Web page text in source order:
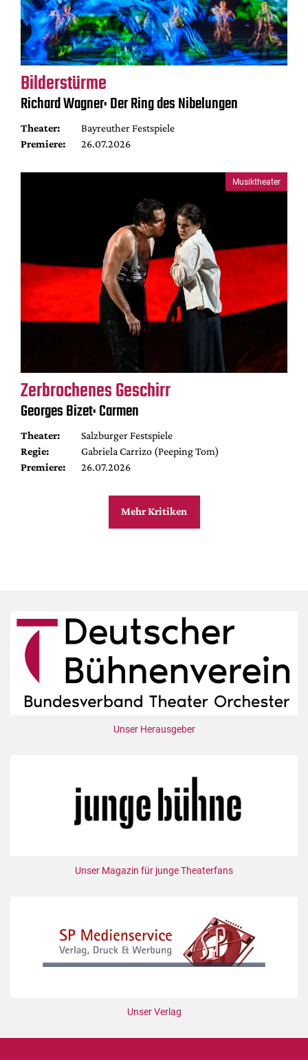
Bilderstürme
Richard Wagner: Der Ring des Nibelungen
Theater:
Bayreuther Festspiele
Premiere:
26.07.2026
Musiktheater
Zerbrochenes Geschirr
Georges Bizet: Carmen
Theater:
Salzburger Festspiele
Regie:
Gabriela Carrizo (Peeping Tom)
Premiere:
26.07.2026
Mehr Kritiken
Unser Herausgeber
Unser Magazin für junge Theaterfans
Unser Verlag